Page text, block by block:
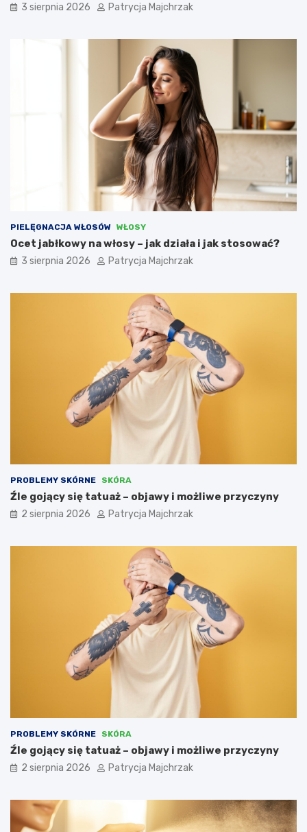
3 sierpnia 2026 Patrycja Majchrzak
PIELĘGNACJA WŁOSÓW WŁOSY
Ocet jabłkowy na włosy – jak działa i jak stosować?
3 sierpnia 2026 Patrycja Majchrzak
PROBLEMY SKÓRNE SKÓRA
Źle gojący się tatuaż – objawy i możliwe przyczyny
2 sierpnia 2026 Patrycja Majchrzak
PROBLEMY SKÓRNE SKÓRA
Źle gojący się tatuaż – objawy i możliwe przyczyny
2 sierpnia 2026 Patrycja Majchrzak